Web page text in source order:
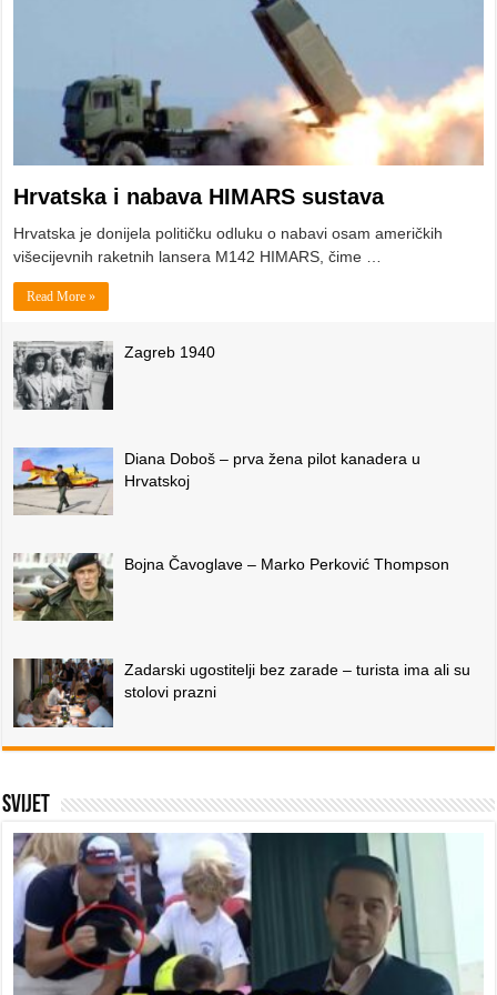
Hrvatska i nabava HIMARS sustava
Hrvatska je donijela političku odluku o nabavi osam američkih
višecijevnih raketnih lansera M142 HIMARS, čime …
Read More »
Zagreb 1940
Diana Doboš – prva žena pilot kanadera u
Hrvatskoj
Bojna Čavoglave – Marko Perković Thompson
Zadarski ugostitelji bez zarade – turista ima ali su
stolovi prazni
Svijet